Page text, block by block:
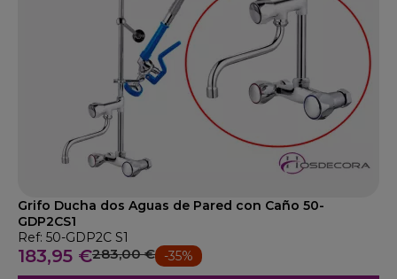
Grifo Ducha dos Aguas de Pared con Caño 50-
GDP2CS1
Ref: 50-GDP2C S1
183,95 €283,00 € -35%